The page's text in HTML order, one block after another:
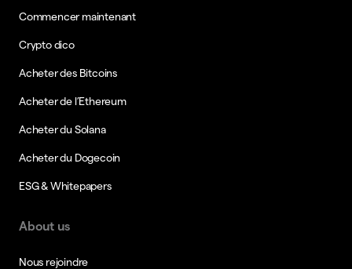
Commencer maintenant
Crypto dico
Acheter des Bitcoins
Acheter de l’Ethereum
Acheter du Solana
Acheter du Dogecoin
ESG & Whitepapers
About us
Nous rejoindre